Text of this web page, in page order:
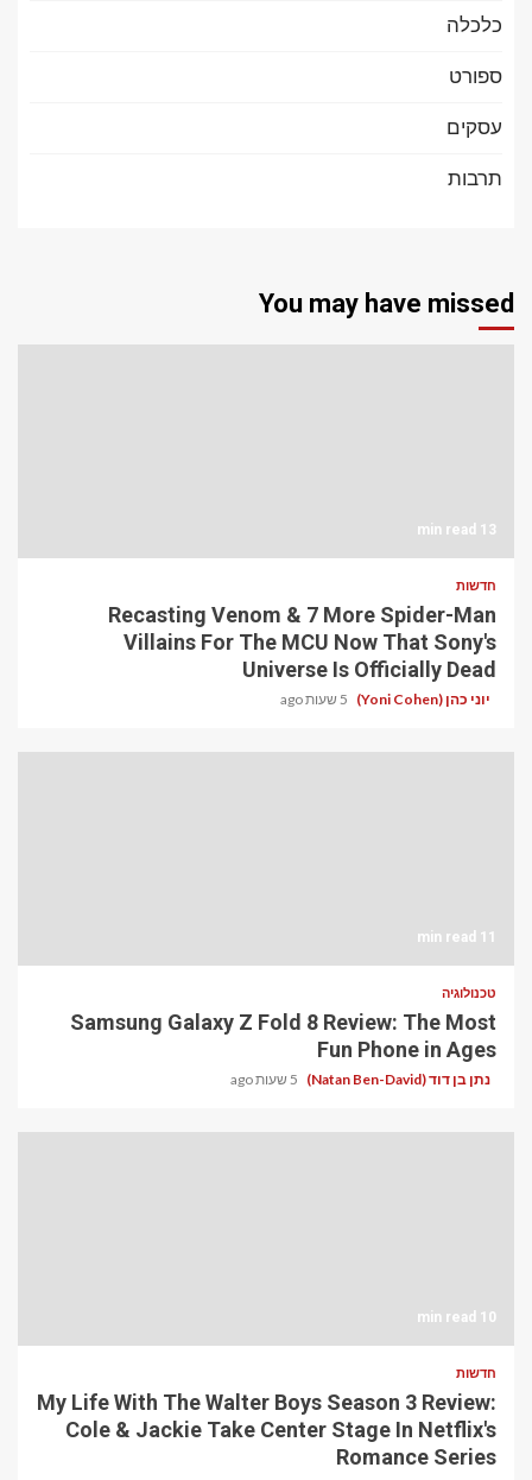
כלכלה
ספורט
עסקים
תרבות
You may have missed
13 min read
חדשות
Recasting Venom & 7 More Spider-Man
Villains For The MCU Now That Sony's
Universe Is Officially Dead
יוני כהן (Yoni Cohen) 5 שעות ago
11 min read
טכנולוגיה
Samsung Galaxy Z Fold 8 Review: The Most
Fun Phone in Ages
נתן בן דוד (Natan Ben-David) 5 שעות ago
10 min read
חדשות
My Life With The Walter Boys Season 3 Review:
Cole & Jackie Take Center Stage In Netflix's
Romance Series